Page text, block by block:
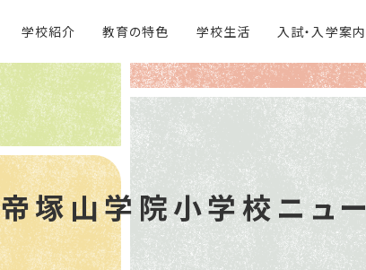
学校紹介 教育の特色 学校生活 入試・入学案内
帝塚山学院小学校ニュ